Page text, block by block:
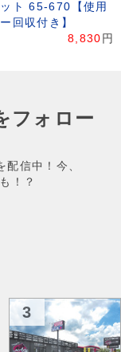
ト 65-670【使用
回収付き】
8,830 円
フォロー
信中！今、
！？
3